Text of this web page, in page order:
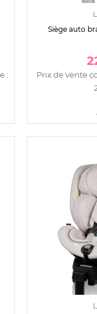
:
Siège auto
Prix de vente